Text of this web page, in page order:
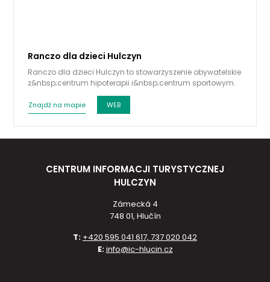
Ranczo dla dzieci Hulczyn
Ranczo dla dzieci Hulczyn to stowarzyszenie obywatelskie
z&nbsp;centrum hipoterapii i&nbsp;centrum sportowym.
Znajdź na mapie WEB
CENTRUM INFORMACJI TURYSTYCZNEJ
HULCZYN
Zámecká 4
748 01, Hlučín
T: +420 595 041 617, 737 020 042
E:info@ic-hlucin.cz